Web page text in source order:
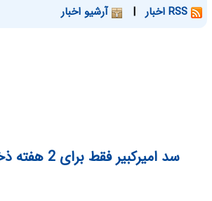
| آرشیو اخبار
سد امیرکبیر فقط برای 2 هفته ذخیره آب دارد